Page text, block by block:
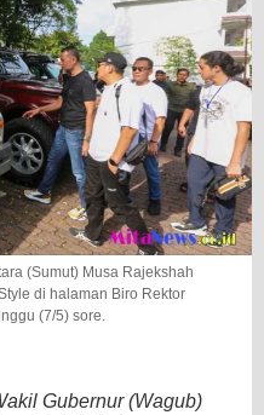
(Sumut) Musa Rajekshah
di halaman Biro Rektor
(7/5) sore.
Gubernur (Wagub)